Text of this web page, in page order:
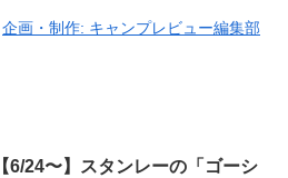
企画・制作: キャンプレビュー編集部
【6/24〜】スタンレーの「ゴーシ